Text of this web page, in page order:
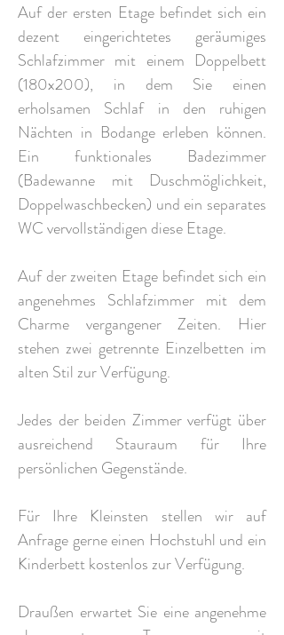
Auf der ersten Etage befindet sich ein
dezent eingerichtetes geräumiges
Schlafzimmer mit einem Doppelbett
(180x200), in dem Sie einen
erholsamen Schlaf in den ruhigen
Nächten in Bodange erleben können.
Ein funktionales Badezimmer
(Badewanne mit Duschmöglichkeit,
Doppelwaschbecken) und ein separates
WC vervollständigen diese Etage.
Auf der zweiten Etage befindet sich ein
angenehmes Schlafzimmer mit dem
Charme vergangener Zeiten. Hier
stehen zwei getrennte Einzelbetten im
alten Stil zur Verfügung.
Jedes der beiden Zimmer verfügt über
ausreichend Stauraum für Ihre
persönlichen Gegenstände.
Für Ihre Kleinsten stellen wir auf
Anfrage gerne einen Hochstuhl und ein
Kinderbett kostenlos zur Verfügung.
Draußen erwartet Sie eine angenehme